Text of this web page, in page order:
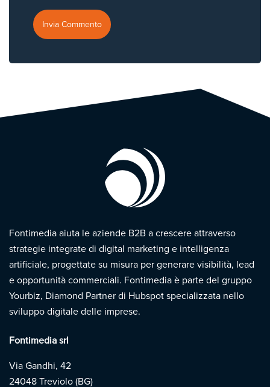
Fontimedia aiuta le aziende B2B a crescere attraverso
strategie integrate di digital marketing e intelligenza
artificiale, progettate su misura per generare visibilità, lead
e opportunità commerciali. Fontimedia è parte del gruppo
Yourbiz, Diamond Partner di Hubspot specializzata nello
sviluppo digitale delle imprese.
Fontimedia srl
Via Gandhi, 42
24048 Treviolo (BG)